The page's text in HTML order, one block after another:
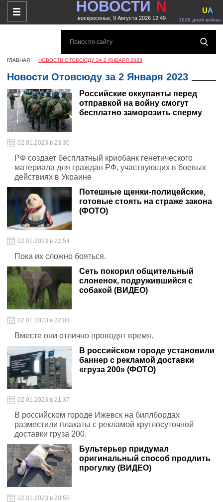
НОВОСТИ N
воскресенье, 9 Августа 2026 12:49 1628 дней войны
UA
ГЛАВНАЯ НОВОСТИ ОТОВСЮДУ ЗА 2 ЯНВАРЯ 2023
Новости Отовсюду за 2 Января 2023
Российские оккупанты перед
отправкой на войну смогут
бесплатно заморозить сперму
02.01.2023 в 23:36
РФ создает бесплатный криобанк генетического
материала для граждан РФ, участвующих в боевых
действиях в Украине
Потешные щенки-полицейские,
готовые стоять на страже закона
(ФОТО)
02.01.2023 в 22:54
Пока их сложно бояться.
Сеть покорил общительный
слоненок, подружившийся с
собакой (ВИДЕО)
02.01.2023 в 22:08
Вместе они отлично проводят время.
В российском городе установили
баннер с рекламой доставки
«груза 200» (ФОТО)
02.01.2023 в 21:37
В российском городе Ижевск на биллбордах
разместили плакаты с рекламой круглосуточной
доставки груза 200.
Бультерьер придумал
оригинальный способ продлить
прогулку (ВИДЕО)
02.01.2023 в 20:55